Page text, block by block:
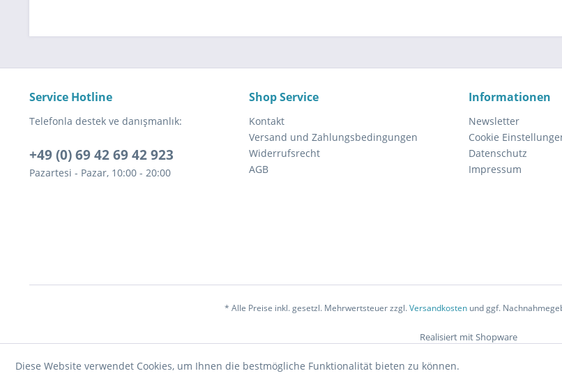
Service Hotline
Telefonla destek ve danışmanlık:
+49 (0) 69 42 69 42 923
Pazartesi - Pazar, 10:00 - 20:00
Shop Service
Kontakt
Versand und Zahlungsbedingungen
Widerrufsrecht
AGB
Informationen
Newsletter
Cookie
Datenschutz
Impressum
* Alle Preise inkl. gesetzl. Mehrwertsteuer zzgl.Versandkostenund ggf.
Realisiert mit Shopware
Diese Website verwendet Cookies, um Ihnen die bestmögliche Funktionalität bieten zu können.